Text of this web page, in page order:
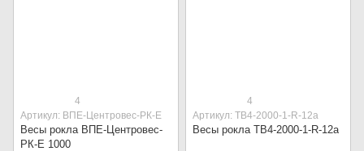
4
Артикул: ВПЕ-Центровес-РК-Е
Весы рокла ВПЕ-Центровес-
РК-Е 1000
4
Артикул: ТВ4-2000-1-R-12a
Весы рокла ТВ4-2000-1-R-12a